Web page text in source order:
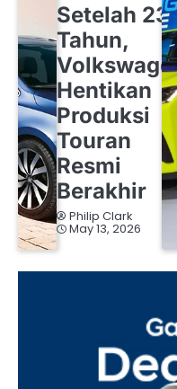
Setelah 23
Tahun,
Hentikan
Produksi
Touran
Resmi
Berakhir
Philip Clark
May 13, 2026